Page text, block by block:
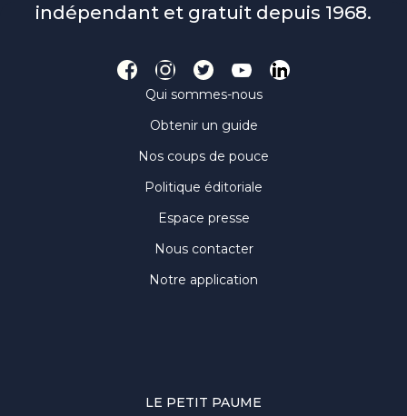
indépendant et gratuit depuis 1968.
Qui sommes-nous
Obtenir un guide
Nos coups de pouce
Politique éditoriale
Espace presse
Nous contacter
Notre application
LE PETIT PAUME